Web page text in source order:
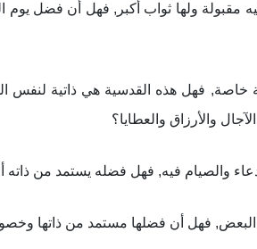
مقبولة ولها ثواب أكبر, فهل أن فضل يوم
فهل هذه القدسية هي ذاتية لنفس
والأرزاق والعطايا؟
والصيام فيه, فهل فضله يستمد من ذاته
البعض, فهل أن فضلها مستمد من ذاتها